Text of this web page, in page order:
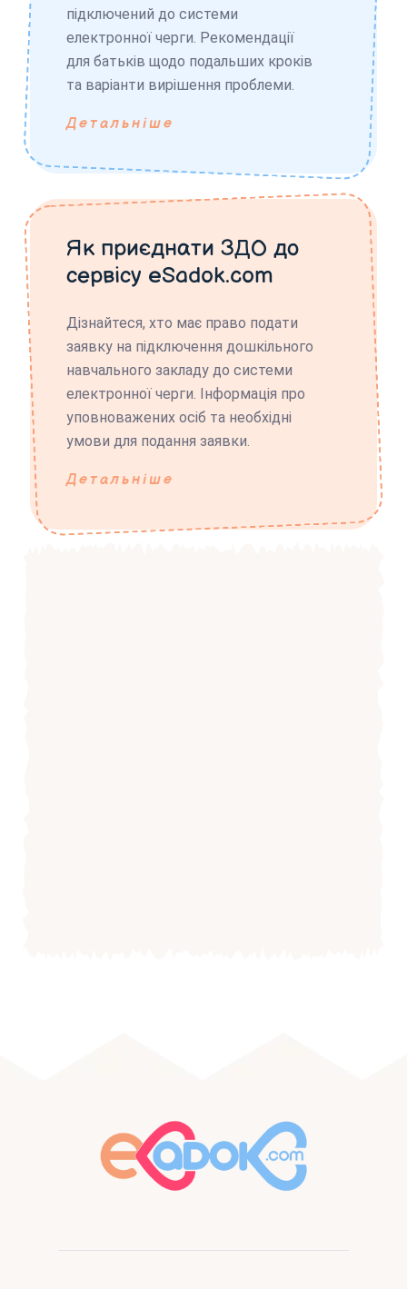
підключений до системи
електронної черги. Рекомендації
для батьків щодо подальших кроків
та варіанти вирішення проблеми.
Детальніше
Як приєднати ЗДО до
сервісу eSadok.com
Дізнайтеся, хто має право подати
заявку на підключення дошкільного
навчального закладу до системи
електронної черги. Інформація про
уповноважених осіб та необхідні
умови для подання заявки.
Детальніше